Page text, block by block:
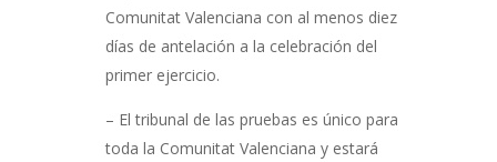
Comunitat Valenciana con al menos diez
días de antelación a la celebración del
primer ejercicio.
– El tribunal de las pruebas es único para
toda la Comunitat Valenciana y estará